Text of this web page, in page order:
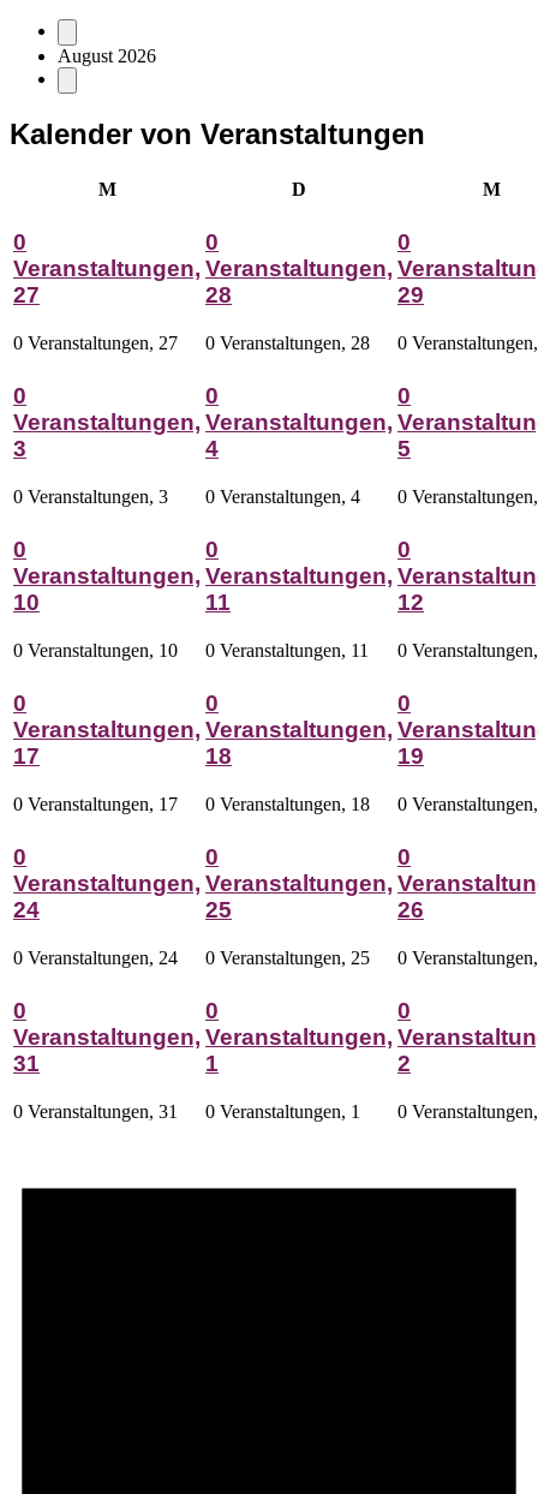
August 2026
Kalender von Veranstaltungen
MMontag D M
0
Veranstaltungen,
27
0 Veranstaltungen, 27
0
Veranstaltungen,
28
0 Veranstaltungen, 28
0
29
0
0
Veranstaltungen,
3
0 Veranstaltungen, 3
0
Veranstaltungen,
4
0 Veranstaltungen, 4
0
5
0
0
Veranstaltungen,
10
0 Veranstaltungen, 10
0
Veranstaltungen,
11
0 Veranstaltungen, 11
0
12
0
0
Veranstaltungen,
17
0 Veranstaltungen, 17
0
Veranstaltungen,
18
0 Veranstaltungen, 18
0
19
0
0
Veranstaltungen,
24
0 Veranstaltungen, 24
0
Veranstaltungen,
25
0 Veranstaltungen, 25
0
26
0
0
Veranstaltungen,
31
0 Veranstaltungen, 31
0
Veranstaltungen,
1
0 Veranstaltungen, 1
0
2
0